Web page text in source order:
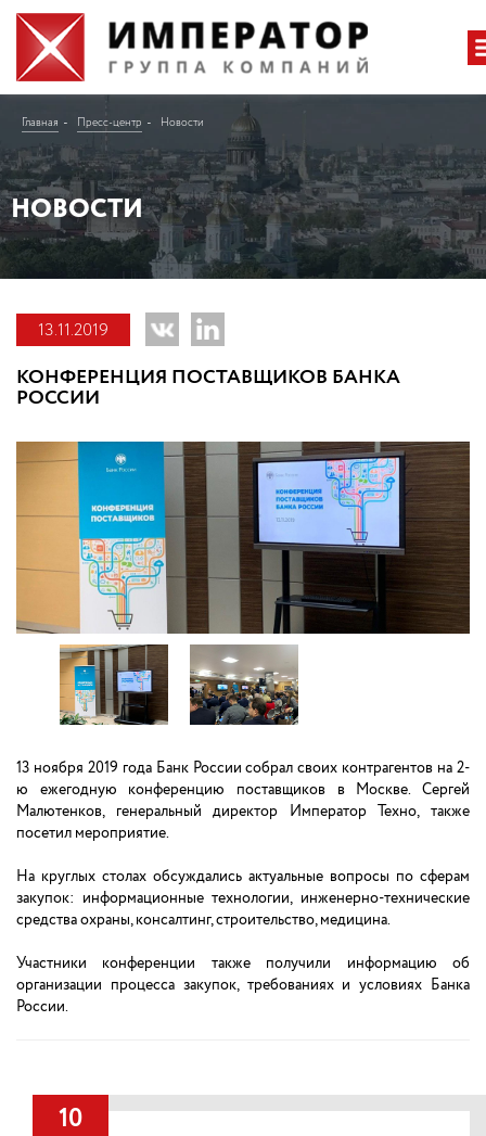
Главная Пресс-центр Новости
НОВОСТИ
13.11.2019
КОНФЕРЕНЦИЯ ПОСТАВЩИКОВ БАНКА
РОССИИ
13 ноября 2019 года Банк России собрал своих контрагентов на 2-
ю ежегодную конференцию поставщиков в Москве. Сергей
Малютенков, генеральный директор Император Техно, также
посетил мероприятие.
На круглых столах обсуждались актуальные вопросы по сферам
закупок: информационные технологии, инженерно-технические
средства охраны, консалтинг, строительство, медицина.
Участники конференции также получили информацию об
организации процесса закупок, требованиях и условиях Банка
России.
10